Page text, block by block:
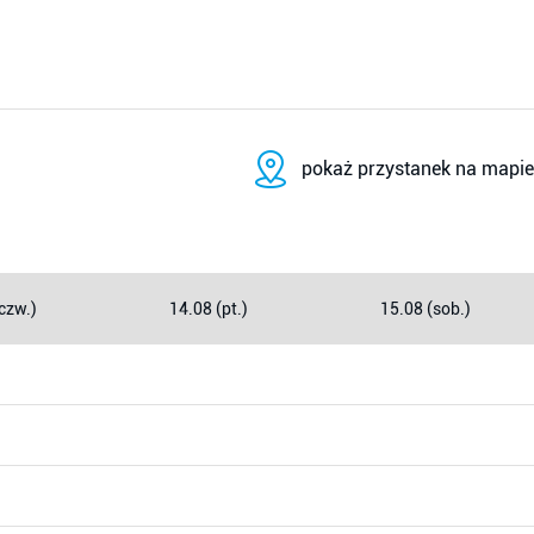
pokaż przystanek na mapie
14.08 (pt.) 15.08 (sob.)